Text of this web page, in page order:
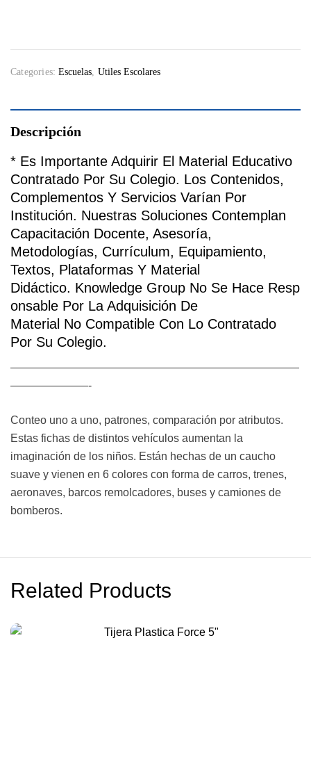
Categories: Escuelas, Utiles Escolares
Descripción
* Es Importante Adquirir El Material Educativo
Contratado Por Su Colegio. Los Contenidos,
Complementos Y Servicios Varían Por
Institución. Nuestras Soluciones Contemplan
Capacitación Docente, Asesoría,
Metodologías, Currículum, Equipamiento,
Textos, Plataformas Y Material
Didáctico. Knowledge Group No Se Hace Resp
Onsable Por La Adquisición De
Material No Compatible Con Lo Contratado
Por Su Colegio.
——————————————————————————
———————-
Conteo uno a uno, patrones, comparación por atributos.
Estas fichas de distintos vehículos aumentan la
imaginación de los niños. Están hechas de un caucho
suave y vienen en 6 colores con forma de carros, trenes,
aeronaves, barcos remolcadores, buses y camiones de
bomberos.
Related Products